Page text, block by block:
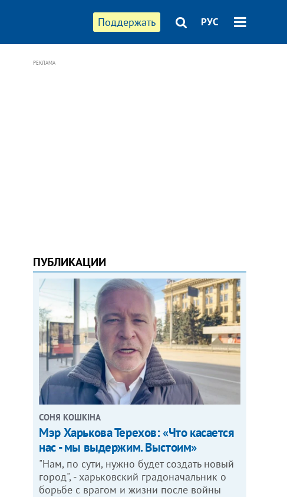
Поддержать РУС
РЕКЛАМА
ПУБЛИКАЦИИ
СОНЯ КОШКІНА
Мэр Харькова Терехов: «Что касается
нас - мы выдержим. Выстоим»
"Нам, по сути, нужно будет создать новый
город", - харьковский градоначальник о
борьбе с врагом и жизни после войны